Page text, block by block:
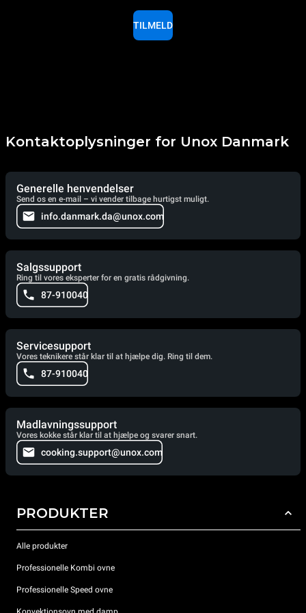
TILMELD
Kontaktoplysninger for Unox Danmark
Generelle henvendelser
Send os en e-mail – vi vender tilbage hurtigst muligt.
info.danmark.da@unox.com
Salgssupport
Ring til vores eksperter for en gratis rådgivning.
87-910040
Servicesupport
Vores teknikere står klar til at hjælpe dig. Ring til dem.
87-910040
Madlavningssupport
Vores kokke står klar til at hjælpe og svarer snart.
cooking.support@unox.com
PRODUKTER
Alle produkter
Professionelle Kombi ovne
Professionelle Speed ovne